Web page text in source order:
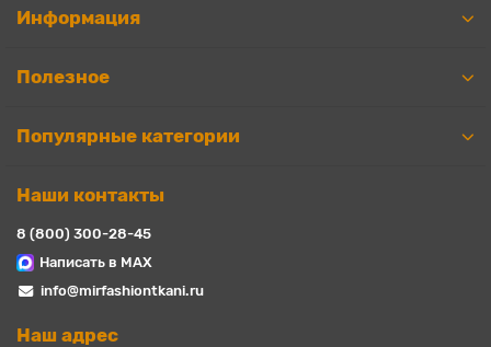
Информация
Полезное
Популярные категории
Наши контакты
8 (800) 300-28-45
Написать в MAX
info@mirfashiontkani.ru
Наш адрес